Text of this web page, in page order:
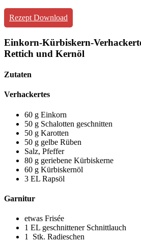
Rezept Download
Einkorn-Kürbiskern-
Rettich und Kernöl
Zutaten
Verhackertes
60 g Einkorn
50 g Schalotten geschnitten
50 g Karotten
50 g gelbe Rüben
Salz, Pfeffer
80 g geriebene Kürbiskerne
60 g Kürbiskernöl
3 EL Rapsöl
Garnitur
etwas Frisée
1 EL geschnittener Schnittlauch
1 Stk. Radieschen